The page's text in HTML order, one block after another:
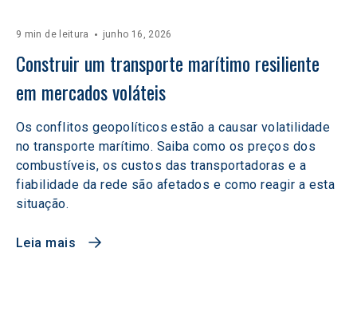
9 min de leitura junho 16, 2026
Construir um transporte marítimo resiliente
em mercados voláteis
Os conflitos geopolíticos estão a causar volatilidade
no transporte marítimo. Saiba como os preços dos
combustíveis, os custos das transportadoras e a
fiabilidade da rede são afetados e como reagir a esta
situação.
Leia mais